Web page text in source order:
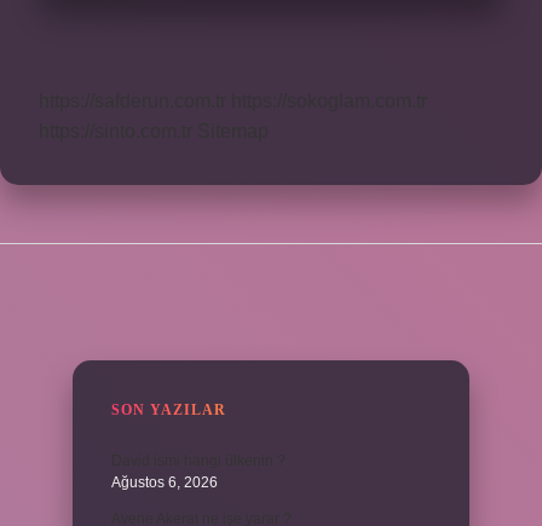
SON YAZILAR
Ağustos 6, 2026